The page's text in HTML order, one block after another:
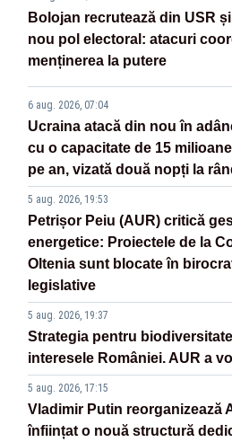
Bolojan recrutează din USR
nou pol electoral: atacuri
menținerea la putere
6 aug. 2026, 07:04
Ucraina atacă din nou în
cu o capacitate de 15
pe an, vizată două nopți la
5 aug. 2026, 19:53
Petrișor Peiu (AUR) critică
energetice: Proiectele de la
Oltenia sunt blocate în
legislative
5 aug. 2026, 19:37
Strategia pentru
interesele României. AUR a
5 aug. 2026, 17:15
Vladimir Putin reorganizează
înființat o nouă structură